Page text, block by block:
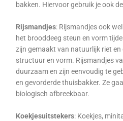
bakken. Hiervoor gebruik je ook
Rijsmandjes: Rijsmandjes ook
het brooddeeg steun en vorm
zijn gemaakt van natuurlijk riet
structuur en vorm. Rijsmandjes
duurzaam en zijn eenvoudig te
en gevorderde thuisbakker. Ze
biologisch afbreekbaar.
Koekjesuitstekers: Koekjes,